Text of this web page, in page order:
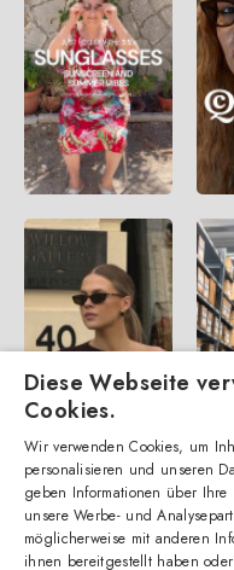
Diese Webseite
Cookies.
Wir verwenden Cookies, um
personalisieren und unseren
geben Informationen über
unsere Werbe- und
möglicherweise mit anderen
ihnen bereitgestellt haben